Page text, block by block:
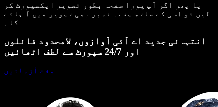
یا پھر اگر آپ پورا صفحہ بطور تصویر ایکسپورٹ کر
لیں تو اسی کے ساتھ صفحہ نمبر بھی تصویر میں آ جائے
گا۔
انتہائی جدید اے آئی آوازوں، لامحدود فائلوں
اور 24/7 سپورٹ سے لطف اٹھائیں
مفت آزمائیں